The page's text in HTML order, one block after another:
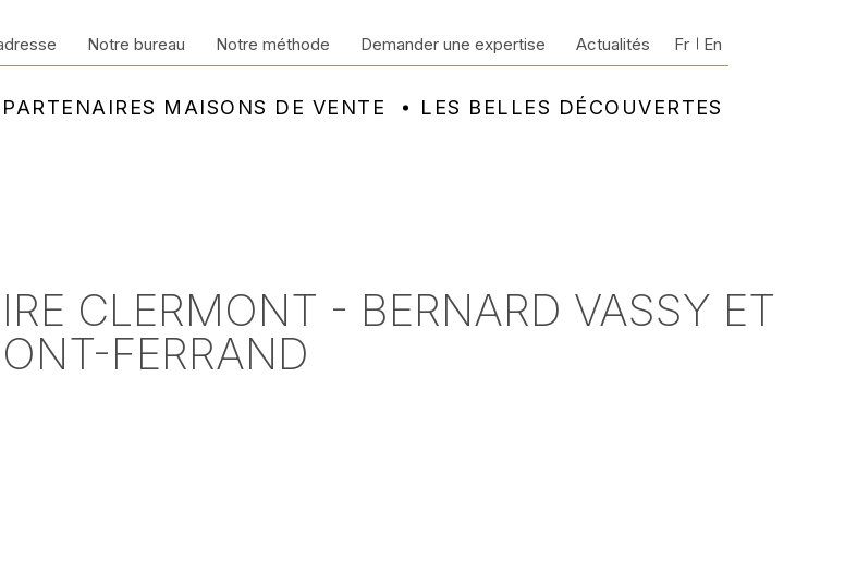
MAISONS DE VENTE LES BELLES DÉCOUVERTES
Notre bureau Notre méthode Demander une expertise Actualités Fr En
CLERMONT - BERNARD VASSY ET
FERRAND